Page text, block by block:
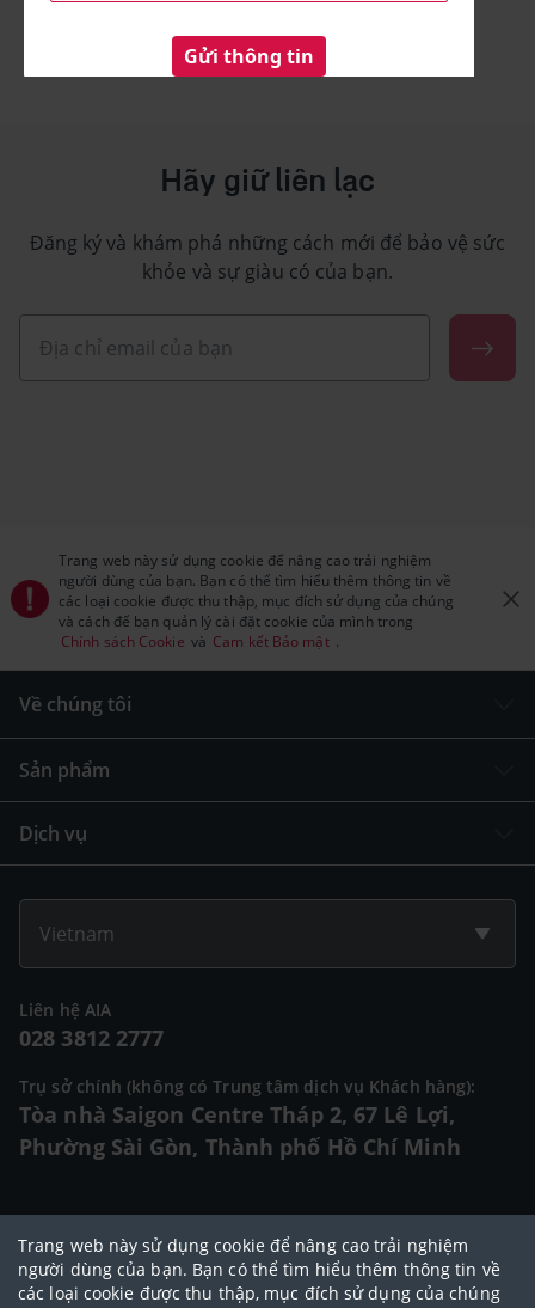
Hãy giữ liên lạc
Đăng ký và khám phá những cách mới để bảo vệ sức
khỏe và sự giàu có của bạn.
Trang web này sử dụng cookie để nâng cao trải nghiệm
người dùng của bạn. Bạn có thể tìm hiểu thêm thông tin về
các loại cookie được thu thập, mục đích sử dụng của chúng
và cách để bạn quản lý cài đặt cookie của mình trong
Chính sách Cookie và Cam kết Bảo mật .
Về chúng tôi
Sản phẩm
Dịch vụ
Vietnam
Liên hệ AIA
028 3812 2777
Trụ sở chính (không có Trung tâm dịch vụ Khách hàng):
Tòa nhà Saigon Centre Tháp 2, 67 Lê Lợi,
Phường Sài Gòn, Thành phố Hồ Chí Minh
Đại lý Ngoại hạng AIA|Điều khoản sử dụng |Cam kết bảo mật|Chính
sách bảo vệ dữ liệu cá nhân|Chính sách cookie |Quy tắc đạo đức|
Trang web này sử dụng cookie để nâng cao trải nghiệm
người dùng của bạn. Bạn có thể tìm hiểu thêm thông tin về
các loại cookie được thu thập, mục đích sử dụng của chúng